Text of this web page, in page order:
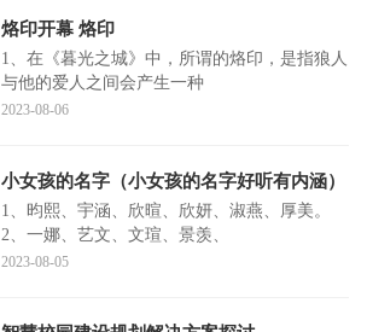
烙印开幕 烙印
1、在《暮光之城》中，所谓的烙印，是指狼人
与他的爱人之间会产生一种
2023-08-06
小女孩的名字（小女孩的名字好听有内涵）
1、昀熙、宇涵、欣暄、欣妍、淑燕、厚美。
2、一娜、艺文、文瑄、景羡、
2023-08-05